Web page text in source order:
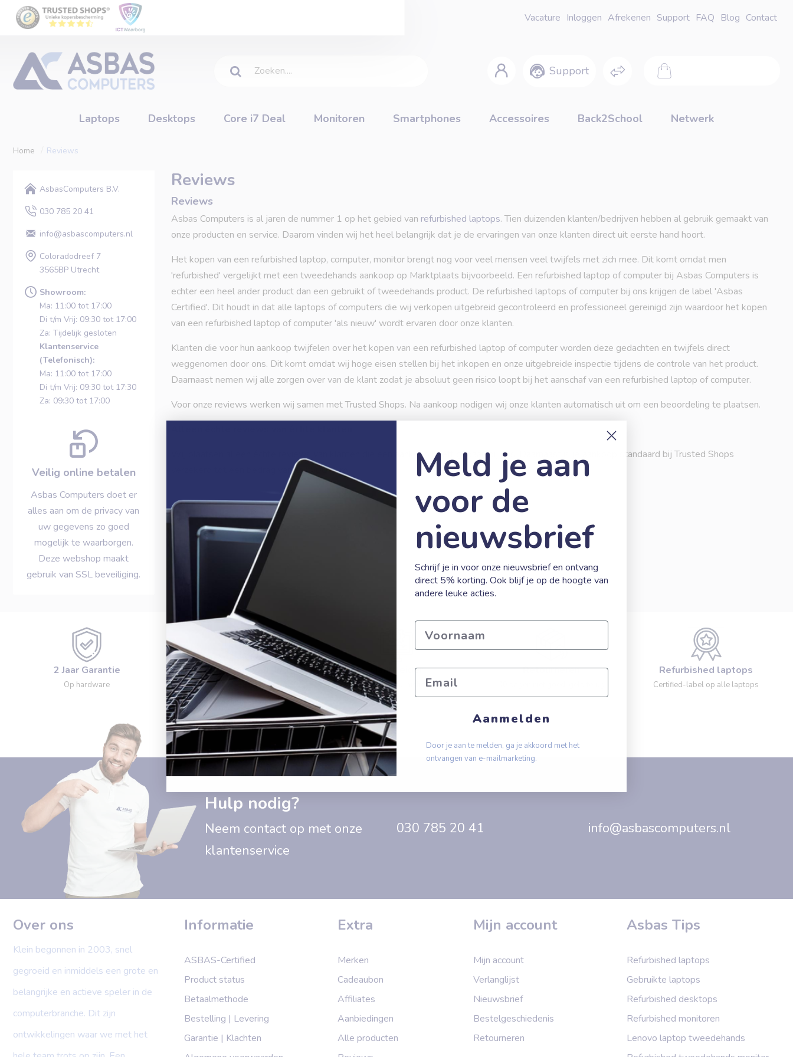
Vacature Inloggen Afrekenen Support FAQ Blog Contact
Zoeken.... Support
Laptops Desktops Core i7 Deal Monitoren Smartphones Accessoires Back2School Netwerk
Reviews
AsbasComputers B.V.
030 785 20 41
info@asbascomputers.nl
Coloradodreef 7
3565BP Utrecht
Showroom:
Ma: 11:00 tot 17:00
Di t/m Vrij: 09:30 tot 17:00
Za: Tijdelijk gesloten
Klantenservice
(Telefonisch):
Ma: 11:00 tot 17:00
Di t/m Vrij: 09:30 tot 17:30
Za: 09:30 tot 17:00
Veilig online betalen
Asbas Computers doet er
alles aan om de privacy van
uw gegevens zo goed
mogelijk te waarborgen.
Deze webshop maakt
gebruik van SSL beveiliging.
Reviews
Reviews
Asbas Computers is al jaren de nummer 1 op het gebied van refurbished laptops. Tien duizenden klanten/bedrijven hebben al gebruik gemaakt van
onze producten en service. Daarom vinden wij het heel belangrijk dat je de ervaringen van onze klanten direct uit eerste hand hoort.
Het kopen van een refurbished laptop, computer, monitor brengt nog voor veel mensen veel twijfels met zich mee. Dit komt omdat men
'refurbished' vergelijkt met een tweedehands aankoop op Marktplaats bijvoorbeeld. Een refurbished laptop of computer bij Asbas Computers is
echter een heel ander product dan een gebruikt of tweedehands product. De refurbished laptops of computer bij ons krijgen de label 'Asbas
Certified'. Dit houdt in dat alle laptops of computers die wij verkopen uitgebreid gecontroleerd en professioneel gereinigd zijn waardoor het kopen
van een refurbished laptop of computer 'als nieuw' wordt ervaren door onze klanten.
Klanten die voor hun aankoop twijfelen over het kopen van een refurbished laptop of computer worden deze gedachten en twijfels direct
weggenomen door ons. Dit komt omdat wij hoge eisen stellen bij het inkopen en onze uitgebreide inspectie tijdens de controle van het product.
Daarnaast nemen wij alle zorgen over van de klant zodat je absoluut geen risico loopt bij het aanschaf van een refurbished laptop of computer.
Voor onze reviews werken wij samen met Trusted Shops. Na aankoop nodigen wij onze klanten automatisch uit om een beoordeling te plaatsen.
Wij plaatsen alleen échte reviews van klanten die een aankoop heeft gedaan bij ons. Daarnaast is je aankoop standaard bij Trusted Shops
verzekerd tot een bedrag van € 2.500 euro!
2 Jaar Garantie
Op hardware
Op werkdagen voor 17:00u
besteld?
Zelfde dag verzonden
Marktleider
Nr 1 in Refurbished
Retourneren Refurbished laptops
Certified-label op alle laptops
Hulp nodig?
Neem contact op met onze
klantenservice
030 785 20 41 info@asbascomputers.nl
Over ons
Klein begonnen in 2003, snel
gegroeid en inmiddels een grote en
belangrijke en actieve speler in de
computerbranche. Dit zijn
ontwikkelingen waar we met het
Informatie
ASBAS-Certified
Product status
Betaalmethode
Bestelling | Levering
Garantie | Klachten
Extra
Merken
Cadeaubon
Affiliates
Aanbiedingen
Alle producten
Mijn account
Mijn account
Verlanglijst
Nieuwsbrief
Bestelgeschiedenis
Retourneren
Asbas Tips
Refurbished laptops
Gebruikte laptops
Refurbished desktops
Refurbished monitoren
Lenovo laptop tweedehands
Meld je aan
voor de
nieuwsbrief
Schrijf je in voor onze nieuwsbrief en ontvang
direct 5% korting. Ook blijf je op de hoogte van
andere leuke acties.
Voornaam
Email
Aanmelden
Door je aan te melden, ga je akkoord met het
ontvangen van e-mailmarketing.